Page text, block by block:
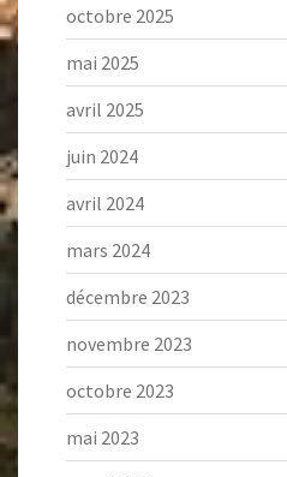
octobre 2025
mai 2025
avril 2025
juin 2024
avril 2024
mars 2024
décembre 2023
novembre 2023
octobre 2023
mai 2023